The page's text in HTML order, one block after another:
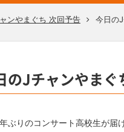
ンやまぐち 次回予告 今日の
のJチャンやまぐ
ぶりのコンサート高校生が届